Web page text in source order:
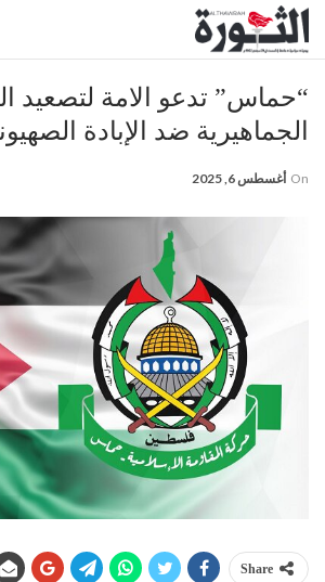
“حماس” تدعو الامة لتصعيد
الجماهيرية ضد الإبادة
On أغسطس 6, 2025
Share